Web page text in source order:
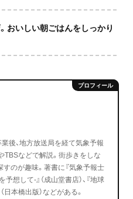
おいしい朝ごはんをしっかり
後、地方放送局を経て気象予報
TBSなどで解説。街歩きをしな
のが趣味。著書に『気象予報士
想して‐』（成山堂書店）、『地球
日本橋出版）などがある。